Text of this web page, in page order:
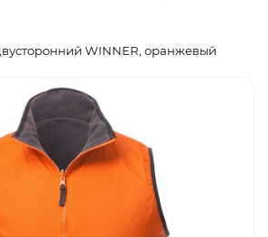
WINNER, оранжевый